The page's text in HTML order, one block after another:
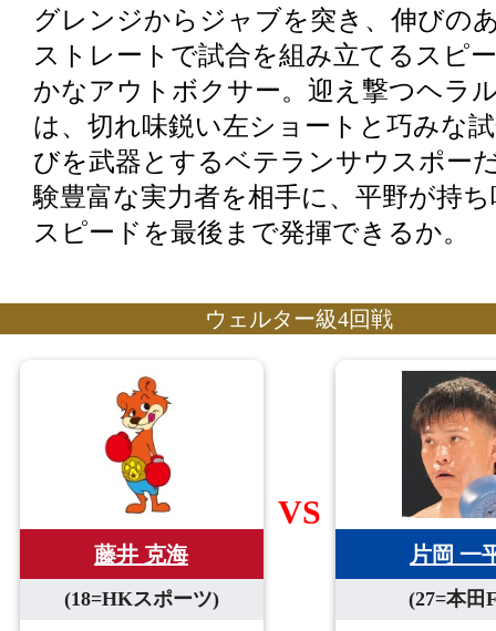
グレンジからジャブを突き、伸びの
ストレートで試合を組み立てるスピ
かなアウトボクサー。迎え撃つヘラ
は、切れ味鋭い左ショートと巧みな
びを武器とするベテランサウスポー
験豊富な実力者を相手に、平野が持
スピードを最後まで発揮できるか。
ウェルター級4回戦
藤井 克海
(18=HKスポーツ)
VS
片岡 一
(27=本田